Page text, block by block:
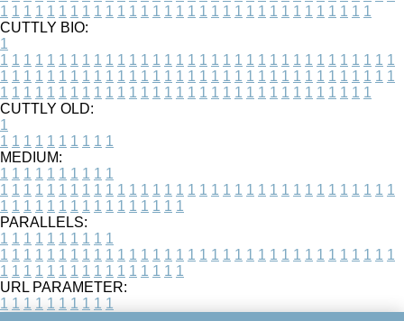
1 1 1 1 1 1 1 1 1 1 1 1 1 1 1 1 1 1 1 1 1 1 1 1 1 1 1 1 1 1 1 1
CUTTLY BIO:
1
1 1 1 1 1 1 1 1 1 1 1 1 1 1 1 1 1 1 1 1 1 1 1 1 1 1 1 1 1 1 1 1 1 1
1 1 1 1 1 1 1 1 1 1 1 1 1 1 1 1 1 1 1 1 1 1 1 1 1 1 1 1 1 1 1 1 1 1
1 1 1 1 1 1 1 1 1 1 1 1 1 1 1 1 1 1 1 1 1 1 1 1 1 1 1 1 1 1 1 1
CUTTLY OLD:
1
1 1 1 1 1 1 1 1 1 1
MEDIUM:
1 1 1 1 1 1 1 1 1 1
1 1 1 1 1 1 1 1 1 1 1 1 1 1 1 1 1 1 1 1 1 1 1 1 1 1 1 1 1 1 1 1 1 1
1 1 1 1 1 1 1 1 1 1 1 1 1 1 1 1
PARALLELS:
1 1 1 1 1 1 1 1 1 1
1 1 1 1 1 1 1 1 1 1 1 1 1 1 1 1 1 1 1 1 1 1 1 1 1 1 1 1 1 1 1 1 1 1
1 1 1 1 1 1 1 1 1 1 1 1 1 1 1 1
URL PARAMETER:
1 1 1 1 1 1 1 1 1 1